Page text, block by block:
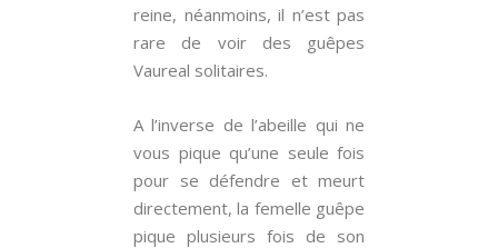
reine, néanmoins, il n’est pas
rare de voir des guêpes
Vaureal solitaires.
A l’inverse de l’abeille qui ne
vous pique qu’une seule fois
pour se défendre et meurt
directement, la femelle guêpe
pique plusieurs fois de son